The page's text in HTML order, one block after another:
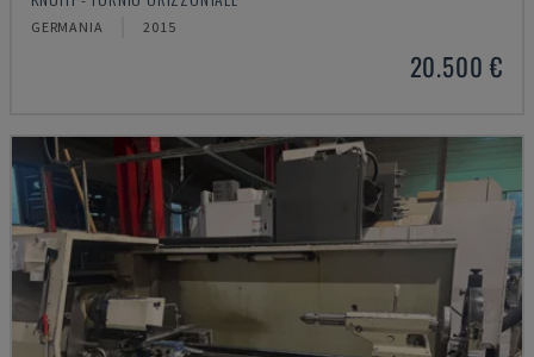
GERMANIA 2015
20.500 €